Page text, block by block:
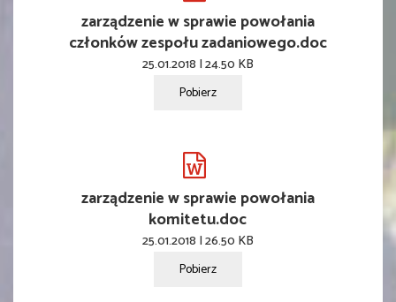
zarządzenie w sprawie powołania
członków zespołu zadaniowego.doc
25.01.2018 | 24.50 KB
Pobierz
zarządzenie w sprawie powołania
komitetu.doc
25.01.2018 | 26.50 KB
Pobierz